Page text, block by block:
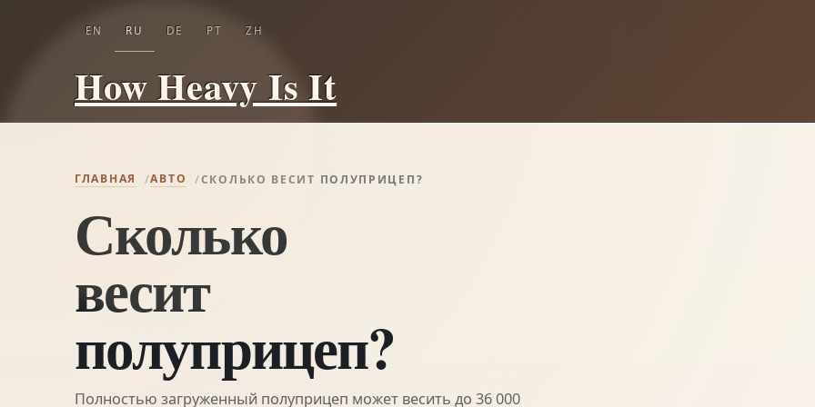
How Heavy Is It
EN RU DE PT ZH
ГЛАВНАЯ АВТО СКОЛЬКО ВЕСИТ ПОЛУПРИЦЕП?
Сколько
весит
полуприцеп?
Полностью загруженный полуприцеп может весить до 36 000